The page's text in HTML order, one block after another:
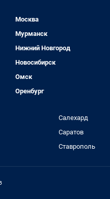
Москва
Мурманск
Нижний Новгород
Новосибирск
Омск
Оренбург
Салехард
Саратов
Ставрополь